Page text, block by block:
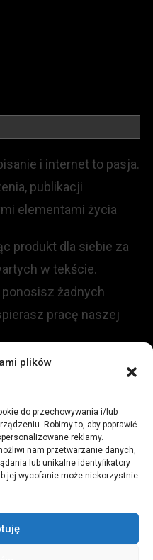
plików
do przechowywania i/lub
Robimy to, aby poprawić
reklamy.
nam przetwarzanie danych,
lub unikalne identyfikatory
jej wycofanie może niekorzystnie
i internet to pasja.
publikacji
elementami życia
produkt dla siebie za
w tekście.
ponosisz żadnych
pracę naszej
Góry